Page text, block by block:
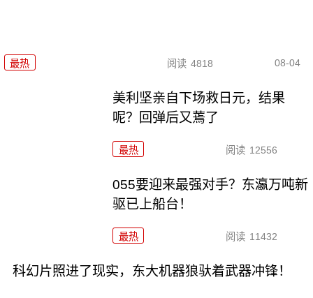
最热 阅读 4818 08-04
美利坚亲自下场救日元，结果
呢？回弹后又蔫了
最热 阅读 12556
055要迎来最强对手？东瀛万吨新
驱已上船台！
最热 阅读 11432
科幻片照进了现实，东大机器狼驮着武器冲锋！